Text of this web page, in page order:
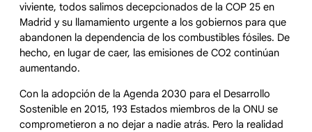
viviente, todos salimos decepcionados de la COP 25 en
Madrid y su llamamiento urgente a los gobiernos para que
abandonen la dependencia de los combustibles fósiles. De
hecho, en lugar de caer, las emisiones de CO2 continúan
aumentando.
Con la adopción de la Agenda 2030 para el Desarrollo
Sostenible en 2015, 193 Estados miembros de la ONU se
comprometieron a no dejar a nadie atrás. Pero la realidad